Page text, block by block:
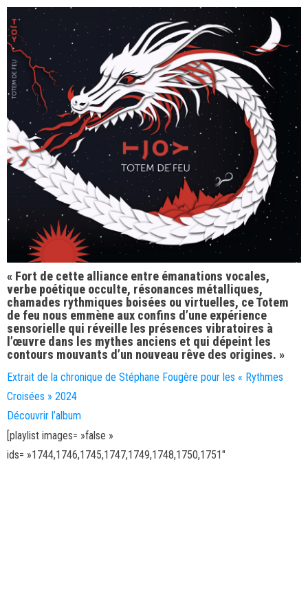
« Fort de cette alliance entre émanations vocales,
verbe poétique occulte, résonances métalliques,
chamades rythmiques boisées ou virtuelles, ce Totem
de feu nous emmène aux confins d’une expérience
sensorielle qui réveille les présences vibratoires à
l’œuvre dans les mythes anciens et qui dépeint les
contours mouvants d’un nouveau rêve des origines. »
Extrait de la chronique de Stéphane Fougère pour les « Rythmes
Croisées » 2024
Découvrir l’album
[playlist images= »false »
ids= »1744,1746,1745,1747,1749,1748,1750,1751″